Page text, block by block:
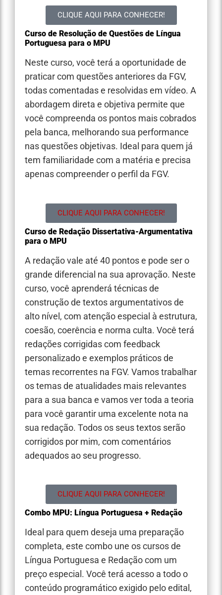
CLIQUE AQUI PARA CONHECER!
Curso de Resolução de Questões de Língua
Portuguesa para o MPU
Neste curso, você terá a oportunidade de
praticar com questões anteriores da FGV,
todas comentadas e resolvidas em vídeo. A
abordagem direta e objetiva permite que
você compreenda os pontos mais cobrados
pela banca, melhorando sua performance
nas questões objetivas. Ideal para quem já
tem familiaridade com a matéria e precisa
apenas compreender o perfil da FGV.
CLIQUE AQUI PARA CONHECER!
Curso de Redação Dissertativa-Argumentativa
para o MPU
A redação vale até 40 pontos e pode ser o
grande diferencial na sua aprovação. Neste
curso, você aprenderá técnicas de
construção de textos argumentativos de
alto nível, com atenção especial à estrutura,
coesão, coerência e norma culta. Você terá
redações corrigidas com feedback
personalizado e exemplos práticos de
temas recorrentes na FGV. Vamos trabalhar
os temas de atualidades mais relevantes
para a sua banca e vamos ver toda a teoria
para você garantir uma excelente nota na
sua redação. Todos os seus textos serão
corrigidos por mim, com comentários
adequados ao seu progresso.
CLIQUE AQUI PARA CONHECER!
Combo MPU: Língua Portuguesa + Redação
Ideal para quem deseja uma preparação
completa, este combo une os cursos de
Língua Portuguesa e Redação com um
preço especial. Você terá acesso a todo o
conteúdo programático exigido pelo edital,